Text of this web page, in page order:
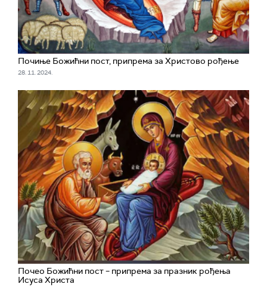
Почиње Божићни пост, припрема за Христово рођење
28. 11. 2024.
Почео Божићни пост – припрема за празник рођења
Исуса Христа